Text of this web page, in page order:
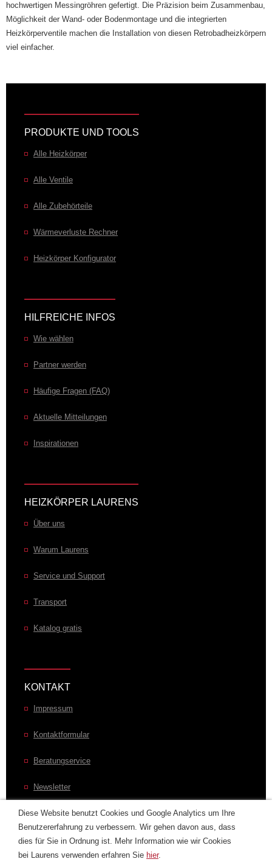
hochwertigen Messingröhren gefertigt. Die Präzision beim Zusammenbau,
Möglichkeit der Wand- oder Bodenmontage und die integrierten
Heizkörperventile machen die Installation von diesen Retrobadheizkörpern
viel einfacher.
PRODUKTE UND TOOLS
Alle Heizkörper
Alle Ventile
Alle Zubehörteile
Wärmeverluste Rechner
Heizkörper Konfigurator
HILFREICHE INFOS
Wie wählen
Partner werden
Häufige Fragen (FAQ)
Aktuelle Mitteilungen
Inspirationen
HEIZKÖRPER LAURENS
Über uns
Warum Laurens
Service und Support
Transport
Katalog gratis
KONTAKT
Impressum
Kontaktformular
Beratungservice
Newsletter
Laurens im Welt
Diese Website benutzt Cookies und Google Analytics um Ihre
Benutzererfahrung zu verbessern. Wir gehen davon aus, dass
dies für Sie in Ordnung ist. Mehr Information wie wir Cookies
bei Laurens verwenden erfahren Sie hier.